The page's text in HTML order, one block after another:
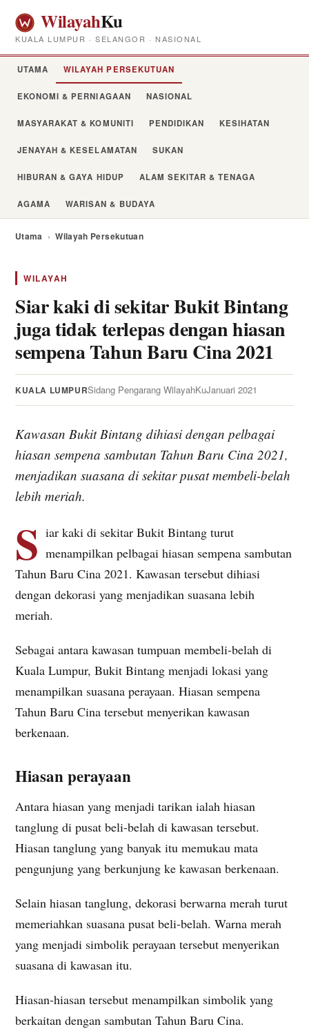
WilayahKu
KUALA LUMPUR · SELANGOR · NASIONAL
UTAMA WILAYAH PERSEKUTUAN
EKONOMI & PERNIAGAAN NASIONAL
MASYARAKAT & KOMUNITI PENDIDIKAN KESIHATAN
JENAYAH & KESELAMATAN SUKAN
HIBURAN & GAYA HIDUP ALAM SEKITAR & TENAGA
AGAMA WARISAN & BUDAYA
Utama › Wilayah Persekutuan
WILAYAH
Siar kaki di sekitar Bukit Bintang
juga tidak terlepas dengan hiasan
sempena Tahun Baru Cina 2021
KUALA LUMPURSidang Pengarang WilayahKuJanuari 2021
Kawasan Bukit Bintang dihiasi dengan pelbagai
hiasan sempena sambutan Tahun Baru Cina 2021,
menjadikan suasana di sekitar pusat membeli-belah
lebih meriah.
S iar kaki di sekitar Bukit Bintang turut
menampilkan pelbagai hiasan sempena sambutan
Tahun Baru Cina 2021. Kawasan tersebut dihiasi
dengan dekorasi yang menjadikan suasana lebih
meriah.
Sebagai antara kawasan tumpuan membeli-belah di
Kuala Lumpur, Bukit Bintang menjadi lokasi yang
menampilkan suasana perayaan. Hiasan sempena
Tahun Baru Cina tersebut menyerikan kawasan
berkenaan.
Hiasan perayaan
Antara hiasan yang menjadi tarikan ialah hiasan
tanglung di pusat beli-belah di kawasan tersebut.
Hiasan tanglung yang banyak itu memukau mata
pengunjung yang berkunjung ke kawasan berkenaan.
Selain hiasan tanglung, dekorasi berwarna merah turut
memeriahkan suasana pusat beli-belah. Warna merah
yang menjadi simbolik perayaan tersebut menyerikan
suasana di kawasan itu.
Hiasan-hiasan tersebut menampilkan simbolik yang
berkaitan dengan sambutan Tahun Baru Cina.